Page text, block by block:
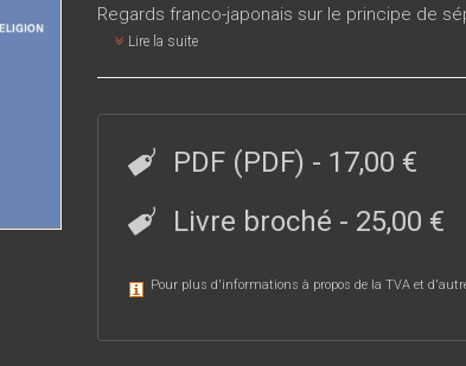
Regards franco-japonais sur le principe de
Lire la suite
PDF (PDF) - 17,00 €
Livre broché - 25,00 €
Pour plus d'informations à propos de la TVA et